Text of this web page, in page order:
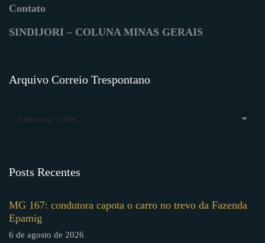
Contato
SINDIJORI – COLUNA MINAS GERAIS
Arquivo Correio Trespontano
Selecionar o mês
Posts Recentes
MG 167: condutora capota o carro no trevo da Fazenda
Epamig
6 de agosto de 2026